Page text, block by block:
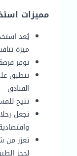
مميزات
يُعد
ميزة
توفر
تنطبق
الفنادق
تتيح
تجعل
تعزز من